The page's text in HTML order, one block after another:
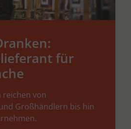
für
reichen von
Großhändlern bis hin